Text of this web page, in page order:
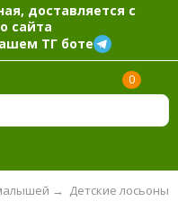
доставляется с
сайта
ТГ боте
0
→ Детские лосьоны